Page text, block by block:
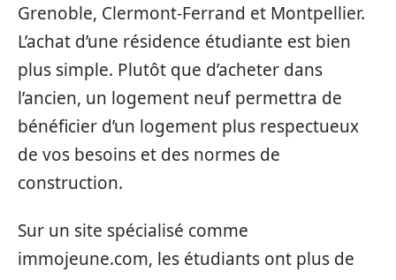
Grenoble, Clermont-Ferrand et Montpellier.
L’achat d’une résidence étudiante est bien
plus simple. Plutôt que d’acheter dans
l’ancien, un logement neuf permettra de
bénéficier d’un logement plus respectueux
de vos besoins et des normes de
construction.
Sur un site spécialisé comme
immojeune.com, les étudiants ont plus de